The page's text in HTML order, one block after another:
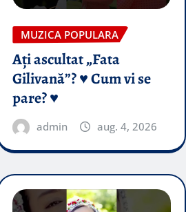
MUZICA POPULARA
Ați ascultat „Fata
Gilivană”? ♥️ Cum vi se
pare? ♥️
admin aug. 4, 2026